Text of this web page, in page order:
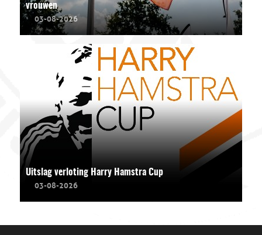
vrouwen
03-08-2026
Uitslag verloting Harry Hamstra Cup
03-08-2026